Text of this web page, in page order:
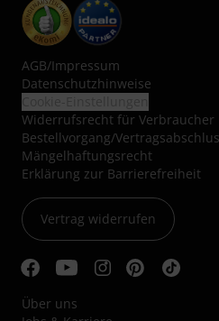
AGB/Impressum
Datenschutzhinweise
Widerrufsrecht für Verbraucher
Bestellvorgang/
Mängelhaftungsrecht
Erklärung zur Barrierefreiheit
Vertrag widerrufen
Über uns